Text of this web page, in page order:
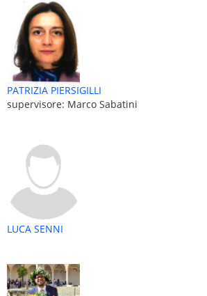
PATRIZIA PIERSIGILLI
supervisore: Marco Sabatini
LUCA SENNI